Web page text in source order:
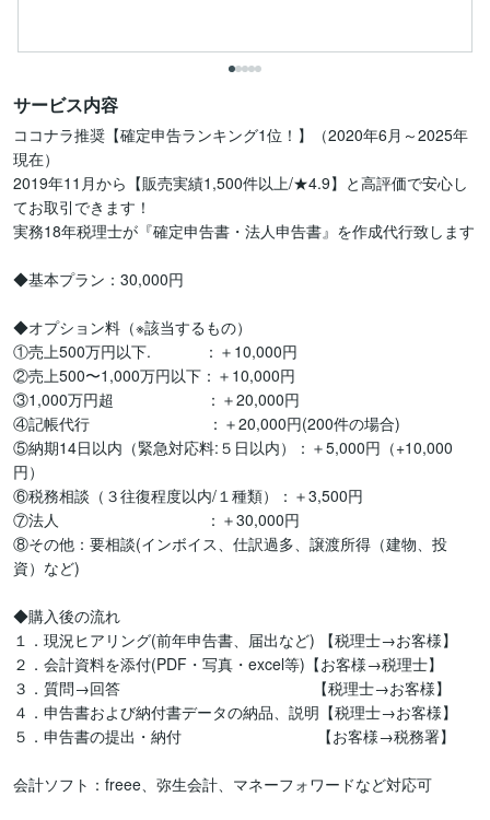
サービス内容
ココナラ推奨【確定申告ランキング1位！】（2020年6月～2025年
現在）
2019年11月から【販売実績1,500件以上/★4.9】と高評価で安心し
てお取引できます！
実務18年税理士が『確定申告書・法人申告書』を作成代行致します
◆基本プラン：30,000円
◆オプション料（※該当するもの）
①売上500万円以下.     　　：＋10,000円
②売上500〜1,000万円以下：＋10,000円
③1,000万円超　　　　　　：＋20,000円
④記帳代行　　    　　　　  ：＋20,000円(200件の場合)
⑤納期14日以内（緊急対応料:５日以内）：＋5,000円（+10,000
円）
⑥税務相談（３往復程度以内/１種類）：＋3,500円
⑦法人             　　　          ：＋30,000円
⑧その他：要相談(インボイス、仕訳過多、譲渡所得（建物、投
資）など)
◆購入後の流れ
１．現況ヒアリング(前年申告書、届出など) 【税理士→お客様】
２．会計資料を添付(PDF・写真・excel等)【お客様→税理士】
３．質問→回答                                            【税理士→お客様】
４．申告書および納付書データの納品、説明【税理士→お客様】
５．申告書の提出・納付                               【お客様→税務署】
会計ソフト：freee、弥生会計、マネーフォワードなど対応可